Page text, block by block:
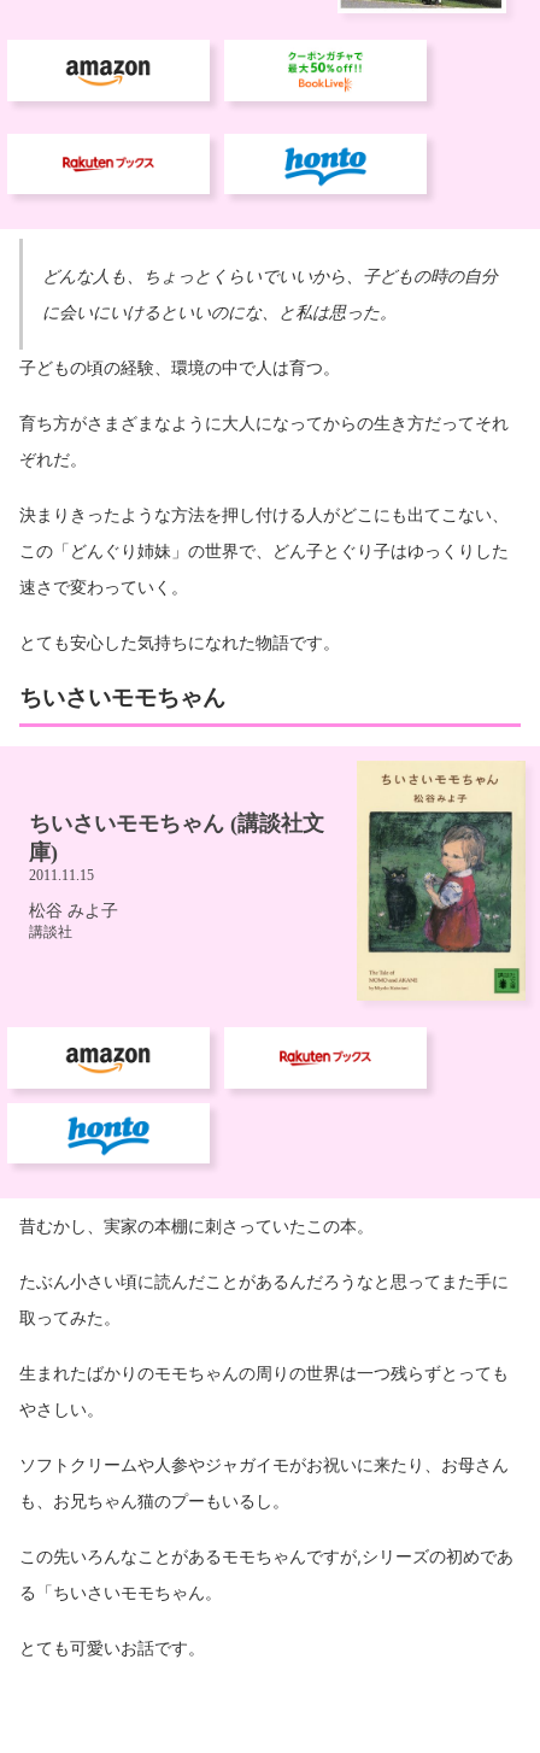
どんな人も、ちょっとくらいでいいから、子どもの時の自分
に会いにいけるといいのにな、と私は思った。
子どもの頃の経験、環境の中で人は育つ。
育ち方がさまざまなように大人になってからの生き方だってそれ
ぞれだ。
決まりきったような方法を押し付ける人がどこにも出てこない、
この「どんぐり姉妹」の世界で、どん子とぐり子はゆっくりした
速さで変わっていく。
とても安心した気持ちになれた物語です。
ちいさいモモちゃん
昔むかし、実家の本棚に刺さっていたこの本。
たぶん小さい頃に読んだことがあるんだろうなと思ってまた手に
取ってみた。
生まれたばかりのモモちゃんの周りの世界は一つ残らずとっても
やさしい。
ソフトクリームや人参やジャガイモがお祝いに来たり、お母さん
も、お兄ちゃん猫のプーもいるし。
この先いろんなことがあるモモちゃんですが,シリーズの初めであ
る「ちいさいモモちゃん。
とても可愛いお話です。